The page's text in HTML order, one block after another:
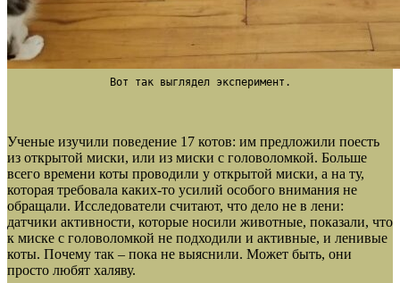
Вот так выглядел эксперимент.
Ученые изучили поведение 17 котов: им предложили поесть
из открытой миски, или из миски с головоломкой. Больше
всего времени коты проводили у открытой миски, а на ту,
которая требовала каких-то усилий особого внимания не
обращали. Исследователи считают, что дело не в лени:
датчики активности, которые носили животные, показали, что
к миске с головоломкой не подходили и активные, и ленивые
коты. Почему так – пока не выяснили. Может быть, они
просто любят халяву.